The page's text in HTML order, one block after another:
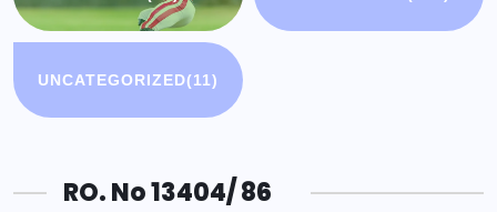
UNCATEGORIZED(11)
RO. No 13404/ 86